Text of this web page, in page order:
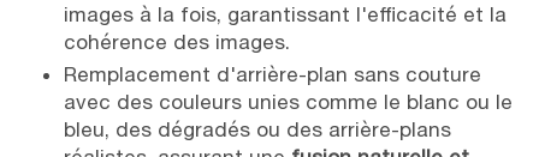
images à la fois, garantissant l'efficacité et la
cohérence des images.
Remplacement d'arrière-plan sans couture
avec des couleurs unies comme le blanc ou le
bleu, des dégradés ou des arrière-plans